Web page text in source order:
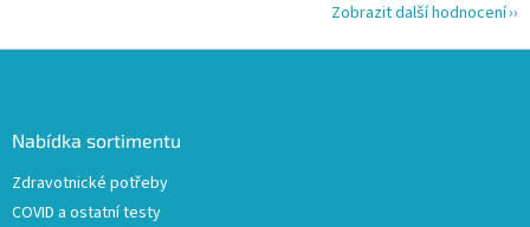
Zobrazit další hodnocení
Nabídka sortimentu
Zdravotnické potřeby
COVID a ostatní testy